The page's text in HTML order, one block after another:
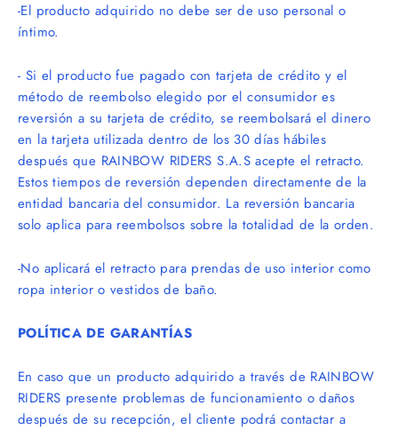
-El producto adquirido no debe ser de uso personal o
íntimo.
- Si el producto fue pagado con tarjeta de crédito y el
método de reembolso elegido por el consumidor es
reversión a su tarjeta de crédito, se reembolsará el dinero
en la tarjeta utilizada dentro de los 30 días hábiles
después que RAINBOW RIDERS S.A.S acepte el retracto.
Estos tiempos de reversión dependen directamente de la
entidad bancaria del consumidor. La reversión bancaria
solo aplica para reembolsos sobre la totalidad de la orden.
-No aplicará el retracto para prendas de uso interior como
ropa interior o vestidos de baño.
POLÍTICA DE GARANTÍAS
En caso que un producto adquirido a través de RAINBOW
RIDERS presente problemas de funcionamiento o daños
después de su recepción, el cliente podrá contactar a